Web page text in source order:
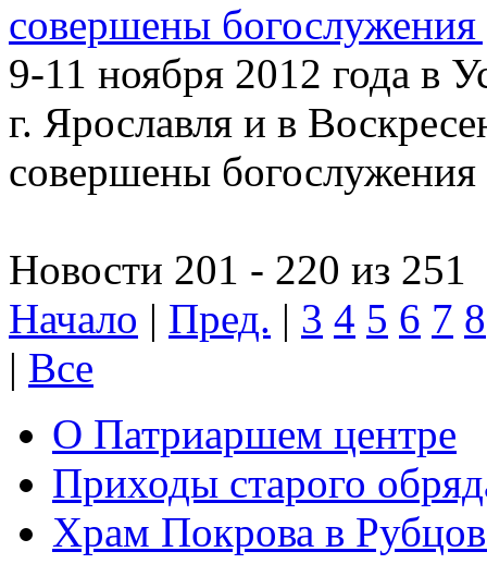
совершены
9-11 ноября 2012 года в
г. Ярославля и в
совершены
Новости 201 - 220 из 251
Начало | Пред. | 3 4 5 6 7 8
| Все
О Патриаршем центре
Приходы старого
Храм Покрова в